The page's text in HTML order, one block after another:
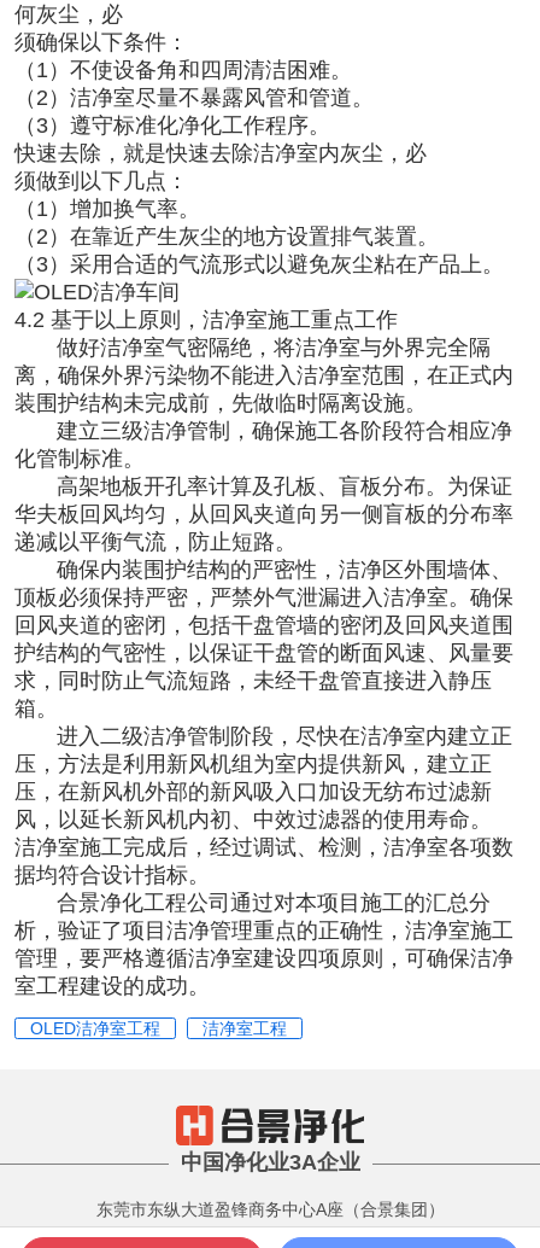
何灰尘，必
须确保以下条件：
（1）不使设备角和四周清洁困难。
（2）洁净室尽量不暴露风管和管道。
（3）遵守标准化净化工作程序。
快速去除，就是快速去除洁净室内灰尘，必
须做到以下几点：
（1）增加换气率。
（2）在靠近产生灰尘的地方设置排气装置。
（3）采用合适的气流形式以避免灰尘粘在产品上。
4.2 基于以上原则，洁净室施工重点工作
做好洁净室气密隔绝，将洁净室与外界完全隔
离，确保外界污染物不能进入洁净室范围，在正式内
装围护结构未完成前，先做临时隔离设施。
建立三级洁净管制，确保施工各阶段符合相应净
化管制标准。
高架地板开孔率计算及孔板、盲板分布。为保证
华夫板回风均匀，从回风夹道向另一侧盲板的分布率
递减以平衡气流，防止短路。
确保内装围护结构的严密性，洁净区外围墙体、
顶板必须保持严密，严禁外气泄漏进入洁净室。确保
回风夹道的密闭，包括干盘管墙的密闭及回风夹道围
护结构的气密性，以保证干盘管的断面风速、风量要
求，同时防止气流短路，未经干盘管直接进入静压
箱。
进入二级洁净管制阶段，尽快在洁净室内建立正
压，方法是利用新风机组为室内提供新风，建立正
压，在新风机外部的新风吸入口加设无纺布过滤新
风，以延长新风机内初、中效过滤器的使用寿命。
洁净室施工完成后，经过调试、检测，洁净室各项数
据均符合设计指标。
合景净化工程公司 通过对本项目施工的汇总分
析，验证了项目洁净管理重点的正确性， 洁净室施工
管理，要严格遵循洁净室建设四项原则，可确保洁净
室工程建设的成功。
OLED洁净室工程 洁净室工程
中国净化业3A企业
东莞市东纵大道盈锋商务中心A座（合景集团）
版权所有 Copyright 2001-2022